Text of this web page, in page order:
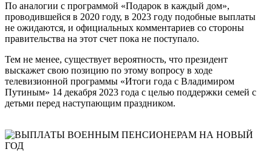
По аналогии с программой «Подарок в каждый дом»,
проводившейся в 2020 году, в 2023 году подобные выплаты
не ожидаются, и официальных комментариев со стороны
правительства на этот счет пока не поступало.
Тем не менее, существует вероятность, что президент
выскажет свою позицию по этому вопросу в ходе
телевизионной программы «Итоги года с Владимиром
Путиным» 14 декабря 2023 года с целью поддержки семей с
детьми перед наступающим праздником.